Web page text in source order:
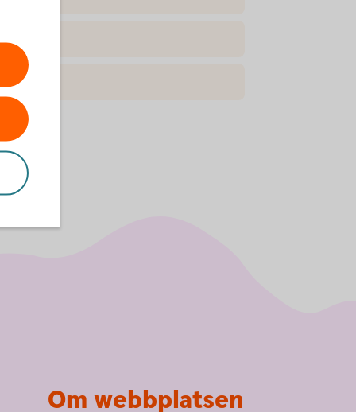
Om webbplatsen